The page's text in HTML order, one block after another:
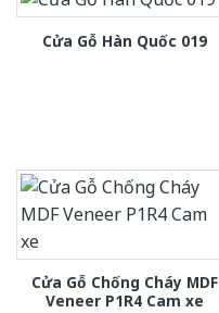
Cửa Gỗ Hàn Quốc 019
Cửa Gỗ Chống Cháy MDF
Veneer P1R4 Cam xe